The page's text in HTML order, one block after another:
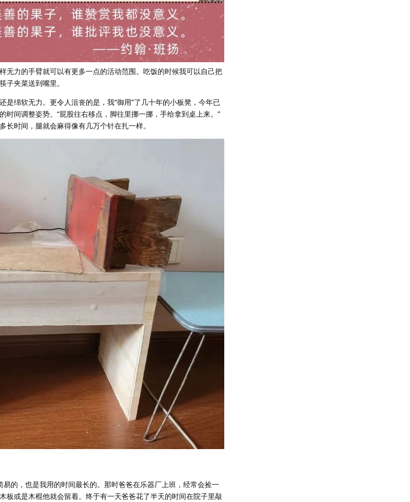
无力的手臂就可以有更多一点的活动范围。吃饭的时候我可以自己把
子夹菜送到嘴里。
绵软无力。更令人沮丧的是，我“御用”了几十年的小板凳，今年已
间调整姿势。“屁股往右移点，脚往里挪一挪，手给拿到桌上来。”
时间，腿就会麻得像有几万个针在扎一样。
的，也是我用的时间最长的。那时爸爸在乐器厂上班，经常会捡一
板或是木棍他就会留着。终于有一天爸爸花了半天的时间在院子里敲